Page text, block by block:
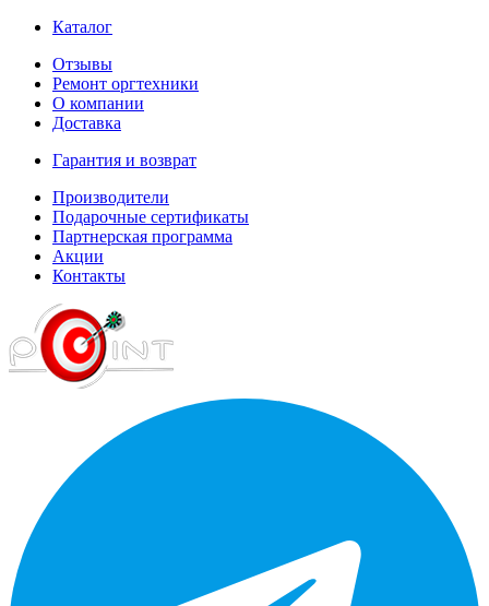
Каталог
Отзывы
Ремонт оргтехники
О компании
Доставка
Гарантия и возврат
Производители
Подарочные сертификаты
Партнерская программа
Акции
Контакты